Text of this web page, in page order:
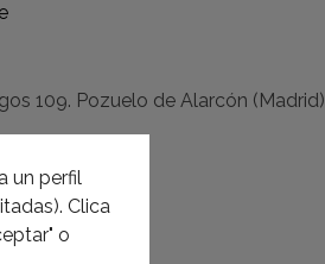
109. Pozuelo de Alarcón (Madrid)
un perfil
Clica
o